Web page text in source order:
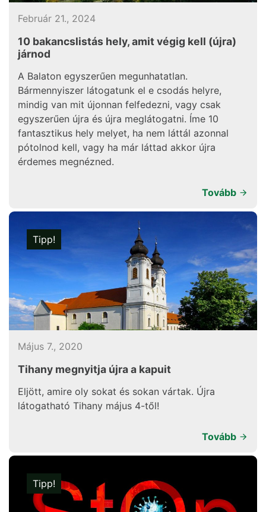
Február 21., 2024
10 bakancslistás hely, amit végig kell (újra)
járnod
A Balaton egyszerűen megunhatatlan.
Bármennyiszer látogatunk el e csodás helyre,
mindig van mit újonnan felfedezni, vagy csak
egyszerűen újra és újra meglátogatni. Íme 10
fantasztikus hely melyet, ha nem láttál azonnal
pótolnod kell, vagy ha már láttad akkor újra
érdemes megnézned.
Tovább
Tipp!
Május 7., 2020
Tihany megnyitja újra a kapuit
Eljött, amire oly sokat és sokan vártak. Újra
látogatható Tihany május 4-től!
Tovább
Tipp!